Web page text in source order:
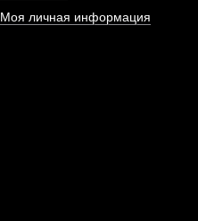
Моя личная информация